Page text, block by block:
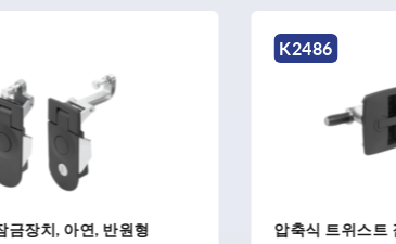
압축식 트위스트 잠금장치, 플라스틱, T 그